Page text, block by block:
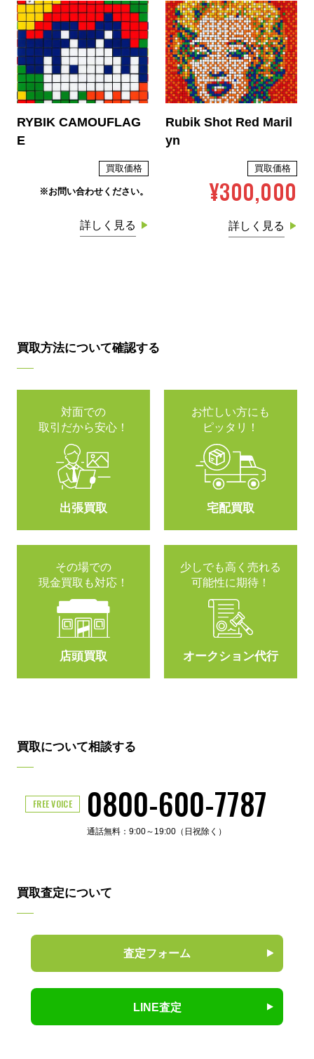
RYBIK CAMOUFLAG
E
買取価格
※お問い合わせください。
詳しく見る
Rubik Shot Red Maril
yn
買取価格
¥300,000
詳しく見る
買取方法について確認する
対面での
取引だから安心！
出張買取
お忙しい方にも
ピッタリ！
宅配買取
その場での
現金買取も対応！
店頭買取
少しでも高く売れる
可能性に期待！
オークション代行
買取について相談する
FREE VOICE 0800-600-7787
通話無料：9:00～19:00（日祝除く）
買取査定について
査定フォーム
LINE査定